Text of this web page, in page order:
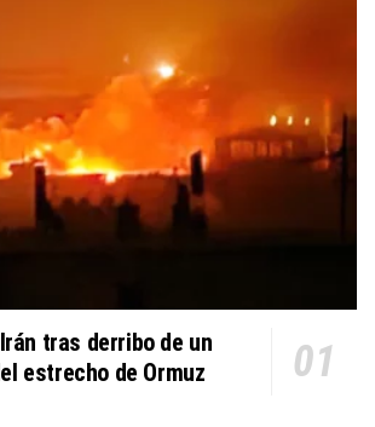
Irán tras derribo de un
estrecho de Ormuz